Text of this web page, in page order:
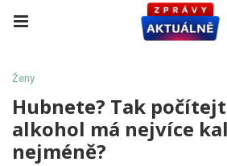
Ženy
Hubnete? Tak
alkohol má nejvíce
nejméně?